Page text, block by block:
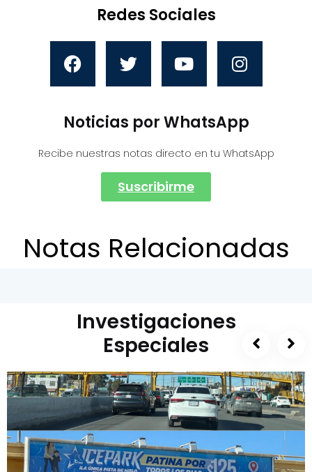
Redes Sociales
Noticias por WhatsApp
Recibe nuestras notas directo en tu WhatsApp
Suscribirme
Notas Relacionadas
Investigaciones
Especiales